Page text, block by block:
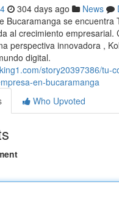
304 days ago News
Bucaramanga se encuentra
al crecimiento empresarial.
perspectiva innovadora ,
digital.
story20397386/tu-
en-bucaramanga
Who Upvoted